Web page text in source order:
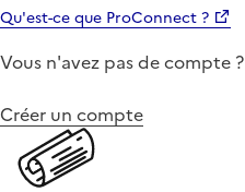
Qu'est-ce que ProConnect ?
Vous n'avez pas de compte ?
Créer un compte